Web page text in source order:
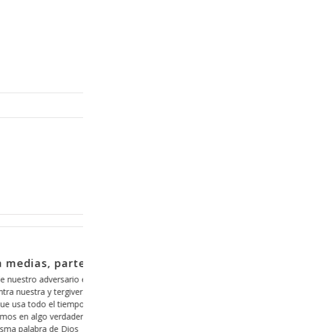
parte 5
de problemas, pero
y es algo que en
fe, pues depende 100%
a lo que sabemos de
Biblia, la paz no